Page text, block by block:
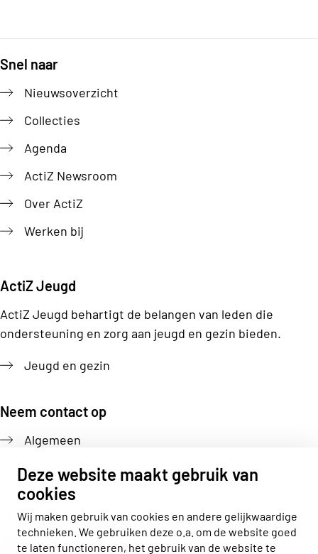
Deze website maakt gebruik van
cookies
Wij maken gebruik van cookies en andere gelijkwaardige
technieken. We gebruiken deze o.a. om de website goed
te laten functioneren, het gebruik van de website te
Snel naar
Nieuwsoverzicht
Collecties
Agenda
ActiZ Newsroom
Over ActiZ
Werken bij
ActiZ Jeugd
ActiZ Jeugd behartigt de belangen van leden die
ondersteuning en zorg aan jeugd en gezin bieden.
Jeugd en gezin
Neem contact op
Algemeen
Pers
Volg ons
Actiz linkedin
Actiz instagram
Actiz youtube
Actiz facebook